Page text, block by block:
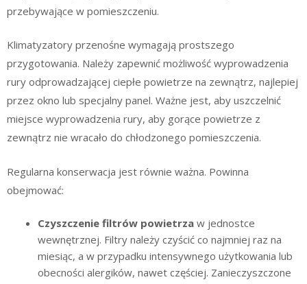
przebywające w pomieszczeniu.
Klimatyzatory przenośne wymagają prostszego
przygotowania. Należy zapewnić możliwość wyprowadzenia
rury odprowadzającej ciepłe powietrze na zewnątrz, najlepiej
przez okno lub specjalny panel. Ważne jest, aby uszczelnić
miejsce wyprowadzenia rury, aby gorące powietrze z
zewnątrz nie wracało do chłodzonego pomieszczenia.
Regularna konserwacja jest równie ważna. Powinna
obejmować:
Czyszczenie filtrów powietrza w jednostce
wewnętrznej. Filtry należy czyścić co najmniej raz na
miesiąc, a w przypadku intensywnego użytkowania lub
obecności alergików, nawet częściej. Zanieczyszczone